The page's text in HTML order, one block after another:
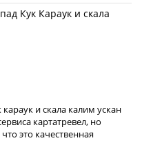
и скала калим ускан
картатревел, но
это качественная